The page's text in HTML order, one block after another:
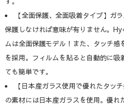
【全面保護、全面吸着タイプ】ガ
保護しなければ意味が有りません。
ムは全面保護モデル！また、タッチ
を採用。フィルムを貼ると自動的に吸
ても簡単です。
【日本産ガラス使用で優れたタッ
の素材には日本産ガラスを使用。優れ